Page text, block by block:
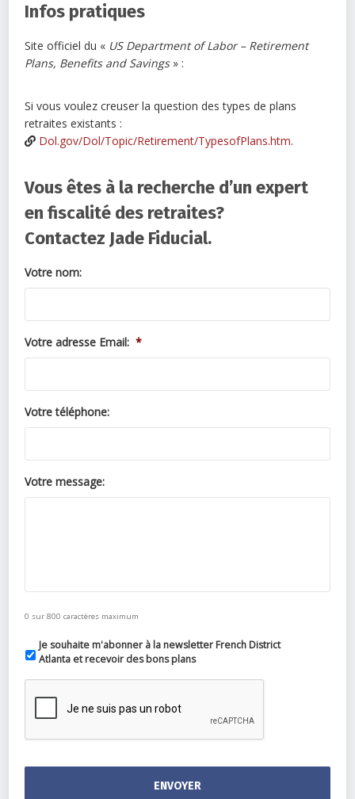
Infos pratiques
Site officiel du « US Department of Labor – Retirement
Plans, Benefits and Savings» :
Si vous voulez creuser la question des types de plans
retraites existants :
Dol.gov/Dol/Topic/Retirement/TypesofPlans.htm.
Vous êtes à la recherche d’un expert
en fiscalité des retraites?
Contactez Jade Fiducial.
Votre nom:
Votre adresse Email: *
Votre téléphone:
Votre message:
0 sur 800 caractères maximum
Je souhaite m'abonner à la newsletter French District
Atlanta et recevoir des bons plans